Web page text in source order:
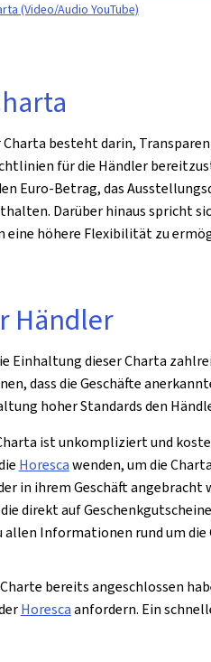
(Video/Audio YouTube)
besteht darin,
für die Händler
Euro-Betrag, das
Darüber hinaus spricht
eine höhere Flexibilität zu
Händler
Einhaltung dieser Charta
dass die Geschäfte
hoher Standards den
ist unkompliziert und
Horescawenden, um die
in ihrem Geschäft
direkt auf
allen Informationen rund um die
bereits angeschlossen
Horescaanfordern. Ein